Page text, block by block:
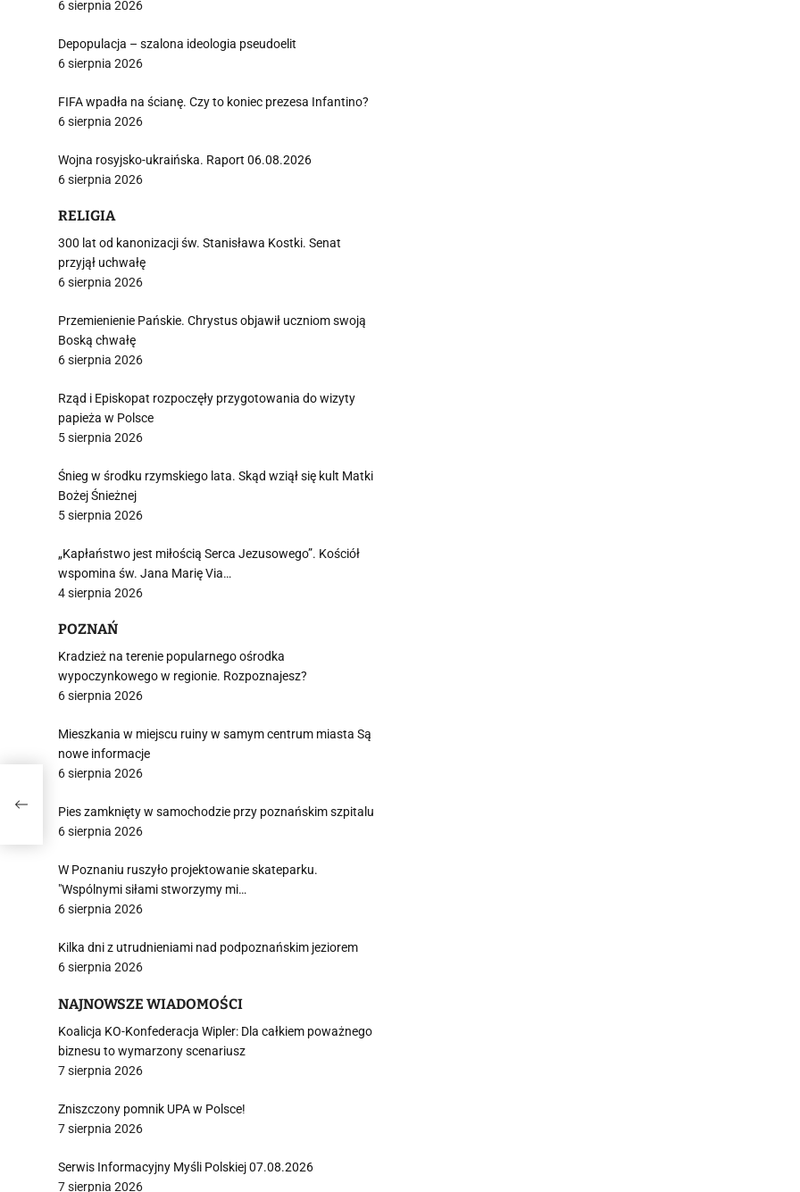
6 sierpnia 2026
Depopulacja – szalona ideologia pseudoelit
6 sierpnia 2026
FIFA wpadła na ścianę. Czy to koniec prezesa Infantino?
6 sierpnia 2026
Wojna rosyjsko-ukraińska. Raport 06.08.2026
6 sierpnia 2026
RELIGIA
300 lat od kanonizacji św. Stanisława Kostki. Senat
przyjął uchwałę
6 sierpnia 2026
Przemienienie Pańskie. Chrystus objawił uczniom swoją
Boską chwałę
6 sierpnia 2026
Rząd i Episkopat rozpoczęły przygotowania do wizyty
papieża w Polsce
5 sierpnia 2026
Śnieg w środku rzymskiego lata. Skąd wziął się kult Matki
Bożej Śnieżnej
5 sierpnia 2026
„Kapłaństwo jest miłością Serca Jezusowego”. Kościół
wspomina św. Jana Marię Via…
4 sierpnia 2026
POZNAŃ
Kradzież na terenie popularnego ośrodka
wypoczynkowego w regionie. Rozpoznajesz?
6 sierpnia 2026
Mieszkania w miejscu ruiny w samym centrum miasta Są
nowe informacje
6 sierpnia 2026
Pies zamknięty w samochodzie przy poznańskim szpitalu
6 sierpnia 2026
W Poznaniu ruszyło projektowanie skateparku.
"Wspólnymi siłami stworzymy mi…
6 sierpnia 2026
Kilka dni z utrudnieniami nad podpoznańskim jeziorem
6 sierpnia 2026
NAJNOWSZE WIADOMOŚCI
Koalicja KO-Konfederacja Wipler: Dla całkiem poważnego
biznesu to wymarzony scenariusz
7 sierpnia 2026
Zniszczony pomnik UPA w Polsce!
7 sierpnia 2026
Serwis Informacyjny Myśli Polskiej 07.08.2026
7 sierpnia 2026